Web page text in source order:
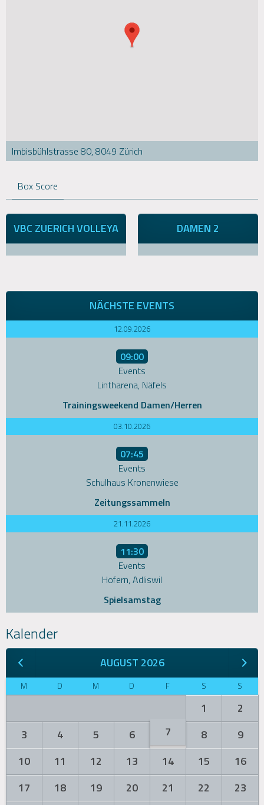
Imbisbühlstrasse 80, 8049 Zürich
Box Score
VBC ZUERICH VOLLEYA DAMEN 2
NÄCHSTE EVENTS
12.09.2026
09:00
Events
Lintharena, Näfels
Trainingsweekend Damen/Herren
03.10.2026
07:45
Events
Schulhaus Kronenwiese
Zeitungssammeln
21.11.2026
11:30
Events
Hofern, Adliswil
Spielsamstag
Kalender
AUGUST 2026
M D M D F S S
1
2
3
4 5 6 7 8
9
10
11 12 13 14 15
16
17
18 19 20 21 22
23